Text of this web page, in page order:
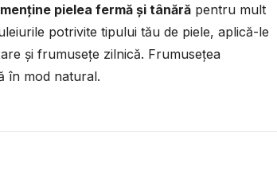
menține pielea fermă și tânără pentru mult
potrivite tipului tău de piele, aplică-le
și frumusețe zilnică. Frumusețea
în mod natural.